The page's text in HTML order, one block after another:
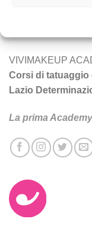
Tecniche e
VIVIMAKEUP
Corsi di tatuaggio
Lazio
La prima